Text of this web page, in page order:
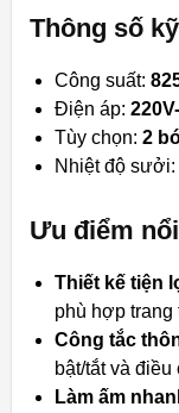
Thông số
Công suất:
Điện áp:
Tùy chọn: 2
Nhiệt độ sưởi:
Ưu điểm
Thiết kế tiện
phù hợp trang
Công tắc
bật/tắt và
Làm ấm